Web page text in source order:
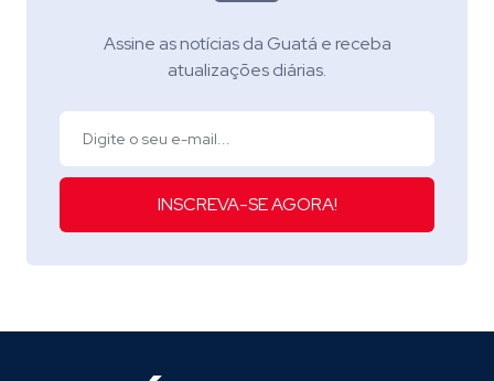
Assine as notícias da Guatá e receba
atualizações diárias.
INSCREVA-SE AGORA!